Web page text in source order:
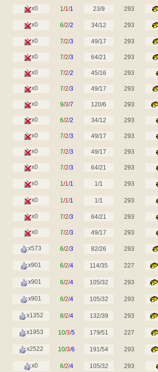
x0 1/1/1 23/9 293
x0 6/2/2 34/12 293
x0 7/2/3 49/17 293
x0 7/2/3 64/21 293
x0 7/2/2 45/16 293
x0 7/2/3 49/17 293
x0 9/3/7 120/6 293
x0 6/2/2 34/12 293
x0 7/2/3 49/17 293
x0 7/2/3 49/17 293
x0 7/2/3 64/21 293
x0 1/1/1 1/1 293
x0 1/1/1 1/1 293
x0 7/2/3 64/21 293
x0 7/2/3 49/17 293
x573 6/2/3 82/26 293
x901 6/2/4 114/35 227
x901 6/2/4 105/32 293
x901 6/2/4 105/32 293
x1352 8/2/4 132/39 293
x1953 10/3/5 179/51 227
x2522 10/3/6 191/54 293
x0 6/2/4 105/32 293